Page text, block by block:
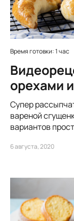
Время готовки: 1 час
орехами
Супер
вареной
вариантов
6 августа, 2020